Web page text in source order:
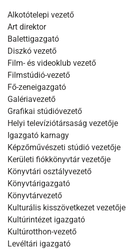
Alkotótelepi vezető
Art direktor
Balettigazgató
Diszkó vezető
Film- és videoklub vezető
Filmstúdió-vezető
Fő-zeneigazgató
Galériavezető
Grafikai stúdióvezető
Helyi televíziótársaság vezetője
Igazgató karnagy
Képzőművészeti stúdió vezetője
Kerületi fiókkönyvtár vezetője
Könyvtári osztályvezető
Könyvtárigazgató
Könyvtárvezető
Kulturális kisszövetkezet vezetője
Kultúrintézet igazgató
Kultúrotthon-vezető
Levéltári igazgató